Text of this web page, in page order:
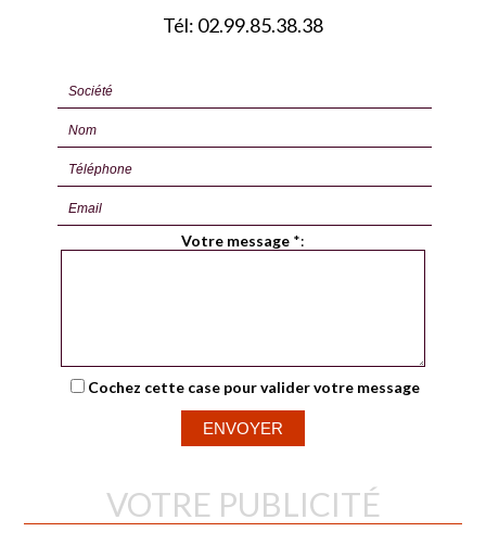
Tél: 02.99.85.38.38
Votre message *:
Cochez cette case pour valider votre message
VOTRE PUBLICITÉ